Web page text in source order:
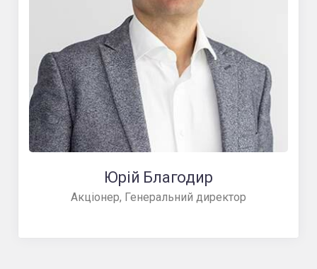
Юрій Благодир
Акціонер, Генеральний директор